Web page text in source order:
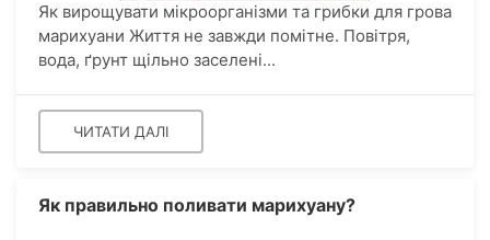
Як вирощувати мікроорганізми та грибки для грова
марихуани Життя не завжди помітне. Повітря,
вода, ґрунт щільно заселені...
ЧИТАТИ ДАЛІ
Як правильно поливати марихуану?